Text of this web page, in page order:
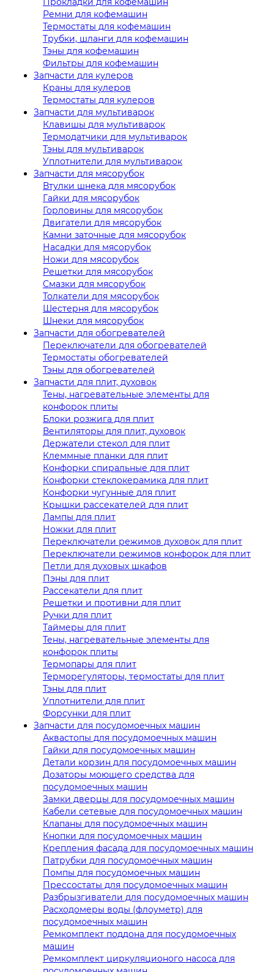
Ремни для кофемашин
Термостаты для кофемашин
Трубки, шланги для кофемашин
Тэны для кофемашин
Фильтры для кофемашин
Запчасти для кулеров
Краны для кулеров
Термостаты для кулеров
Запчасти для мультиварок
Клавишы для мультиварок
Термодатчики для мультиварок
Тэны для мультиварок
Уплотнители для мультиварок
Запчасти для мясорубок
Втулки шнека для мясорубок
Гайки для мясорубок
Горловины для мясорубок
Двигатели для мясорубок
Камни заточные для мясорубок
Насадки для мясорубок
Ножи для мясорубок
Решетки для мясорубок
Смазки для мясорубок
Толкатели для мясорубок
Шестерня для мясорубок
Шнеки для мясорубок
Запчасти для обогревателей
Переключатели для обогревателей
Термостаты обогревателей
Тэны для обогревателей
Запчасти для плит, духовок
Тены, нагревательные элементы для
конфорок плиты
Блоки розжига для плит
Вентиляторы для плит, духовок
Держатели стекол для плит
Клеммные планки для плит
Конфорки спиральные для плит
Конфорки стеклокерамика для плит
Конфорки чугунные для плит
Крышки рассекателей для плит
Лампы для плит
Ножки для плит
Переключатели режимов духовок для плит
Переключатели режимов конфорок для плит
Петли для духовых шкафов
Пэны для плит
Рассекатели для плит
Решетки и противни для плит
Ручки для плит
Таймеры для плит
Тены, нагревательные элементы для
конфорок плиты
Термопары для плит
Терморегуляторы, термостаты для плит
Тэны для плит
Уплотнители для плит
Форсунки для плит
Запчасти для посудомоечных машин
Аквастопы для посудомоечных машин
Гайки для посудомоечных машин
Детали корзин для посудомоечных машин
Дозаторы моющего средства для
посудомоечных машин
Замки дверцы для посудомоечных машин
Кабели сетевые для посудомоечных машин
Клапаны для посудомоечных машин
Кнопки для посудомоечных машин
Крепления фасада для посудомоечных машин
Патрубки для посудомоечных машин
Помпы для посудомоечных машин
Прессостаты для посудомоечных машин
Разбрызгиватели для посудомоечных машин
Расходомеры воды (флоуметр) для
посудомоечных машин
Ремкомплект поддона для посудомоечных
машин
Ремкомплект циркуляционого насоса для